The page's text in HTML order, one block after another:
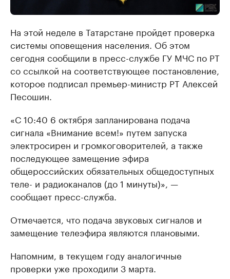
На этой неделе в Татарстане пройдет проверка
системы оповещения населения. Об этом
сегодня сообщили в пресс-службе ГУ МЧС по РТ
со ссылкой на соответствующее постановление,
которое подписал премьер-министр РТ Алексей
Песошин.
«С 10:40 6 октября запланирована подача
сигнала «Внимание всем!» путем запуска
электросирен и громкоговорителей, а также
последующее замещение эфира
общероссийских обязательных общедоступных
теле- и радиоканалов (до 1 минуты)», —
сообщает пресс-служба.
Отмечается, что подача звуковых сигналов и
замещение телеэфира являются плановыми.
Напомним, в текущем году аналогичные
проверки уже проходили 3 марта.